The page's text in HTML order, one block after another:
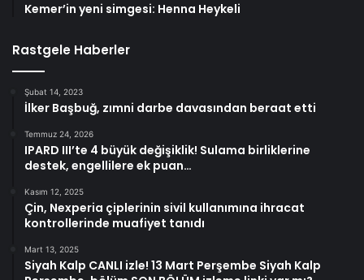
Kemer’in yeni simgesi: Henna Heykeli
Rastgele Haberler
Şubat 14, 2023
İlker Başbuğ, zımni darbe davasından beraat etti
Temmuz 24, 2026
IPARD III’te 4 büyük değişiklik! Sulama birliklerine
destek, engellilere ek puan…
Kasım 12, 2025
Çin, Nexperia çiplerinin sivil kullanımına ihracat
kontrollerinde muafiyet tanıdı
Mart 13, 2025
Siyah Kalp CANLI izle! 13 Mart Perşembe Siyah Kalp